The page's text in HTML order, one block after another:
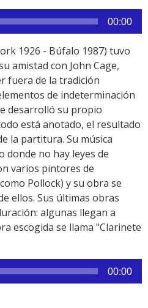
00:00
1926 - Búfalo 1987) tuvo
amistad con John Cage,
fuera de la tradición
de indeterminación
desarrolló su propio
está anotado, el resultado
la partitura. Su música
donde no hay leyes de
varios pintores de
Pollock) y su obra se
ellos. Sus últimas obras
algunas llegan a
escogida se llama "Clarinete
00:00